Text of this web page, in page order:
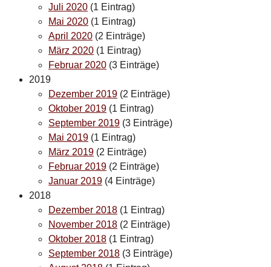
Juli 2020 (1 Eintrag)
Mai 2020 (1 Eintrag)
April 2020 (2 Einträge)
März 2020 (1 Eintrag)
Februar 2020 (3 Einträge)
2019
Dezember 2019 (2 Einträge)
Oktober 2019 (1 Eintrag)
September 2019 (3 Einträge)
Mai 2019 (1 Eintrag)
März 2019 (2 Einträge)
Februar 2019 (2 Einträge)
Januar 2019 (4 Einträge)
2018
Dezember 2018 (1 Eintrag)
November 2018 (2 Einträge)
Oktober 2018 (1 Eintrag)
September 2018 (3 Einträge)